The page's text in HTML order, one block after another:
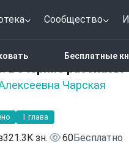
Сообщество
Бесплатные
Вечерние рассказы
Чарская
1 глава
321.3K зн. 60Бесплатно